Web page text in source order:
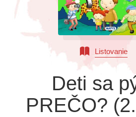
Všetky
Listovanie
Deti sa
PREČO?